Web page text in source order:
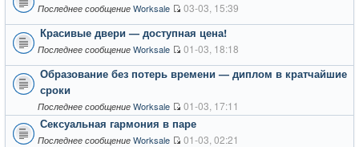
Последнее сообщение Worksale 03-03, 15:39
Красивые двери — доступная цена!
Последнее сообщение Worksale 01-03, 18:18
Образование без потерь времени — диплом в кратчайшие
сроки
Последнее сообщение Worksale 01-03, 17:11
Сексуальная гармония в паре
Последнее сообщение Worksale 01-03, 02:21